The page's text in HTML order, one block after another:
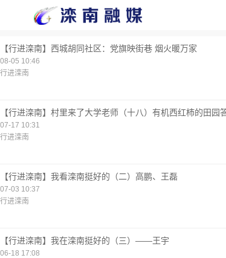
【行进滦南】西城胡同社区：党旗映街巷 烟火暖万家
08-05 10:46
行进滦南
【行进滦南】村里来了大学老师（十八）有机西红柿的田园
07-17 10:31
行进滦南
【行进滦南】我看滦南挺好的（二）高鹏、王磊
07-03 10:37
行进滦南
【行进滦南】我在滦南挺好的（三）——王宇
06-18 17:08